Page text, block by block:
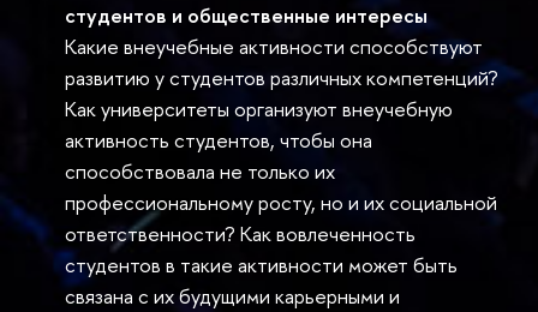
студентов и общественные интересы
Какие внеучебные активности способствуют
развитию у студентов различных компетенций?
Как университеты организуют внеучебную
активность студентов, чтобы она
способствовала не только их
профессиональному росту, но и их социальной
ответственности? Как вовлеченность
студентов в такие активности может быть
связана с их будущими карьерными и